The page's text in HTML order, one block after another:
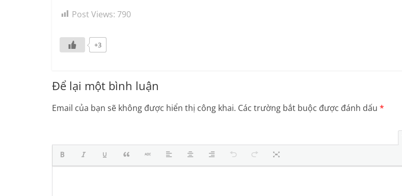
Post Views: 790
+3
Để lại một bình luận
Email của bạn sẽ không được hiển thị công khai. Các trường bắt buộc được đánh dấu *